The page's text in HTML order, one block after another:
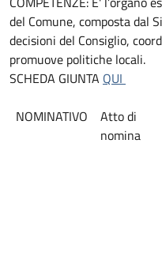
del Comune, composta dal
decisioni del Consiglio,
promuove politiche locali.
SCHEDA GIUNTA QUI
NOMINATIVO
Atto di
nomina